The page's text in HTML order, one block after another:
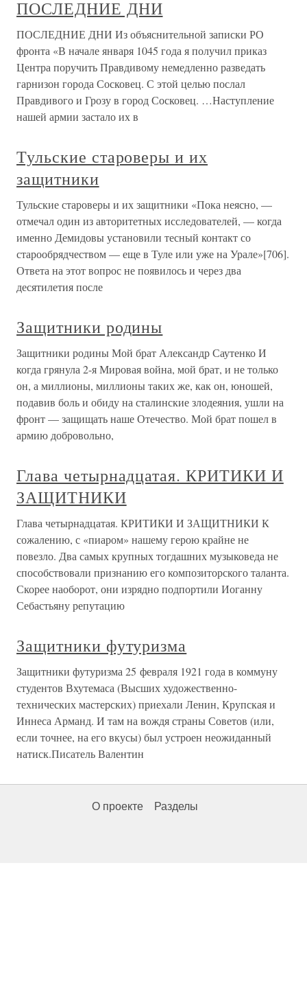
ПОСЛЕДНИЕ ДНИ
ПОСЛЕДНИЕ ДНИ Из объяснительной записки РО
фронта «В начале января 1045 года я получил приказ
Центра поручить Правдивому немедленно разведать
гарнизон города Сосковец. С этой целью послал
Правдивого и Грозу в город Сосковец. …Наступление
нашей армии застало их в
Тульские староверы и их
защитники
Тульские староверы и их защитники «Пока неясно, —
отмечал один из авторитетных исследователей, — когда
именно Демидовы установили тесный контакт со
старообрядчеством — еще в Туле или уже на Урале»[706].
Ответа на этот вопрос не появилось и через два
десятилетия после
Защитники родины
Защитники родины Мой брат Александр Саутенко И
когда грянула 2-я Мировая война, мой брат, и не только
он, а миллионы, миллионы таких же, как он, юношей,
подавив боль и обиду на сталинские злодеяния, ушли на
фронт — защищать наше Отечество. Мой брат пошел в
армию добровольно,
Глава четырнадцатая. КРИТИКИ И
ЗАЩИТНИКИ
Глава четырнадцатая. КРИТИКИ И ЗАЩИТНИКИ К
сожалению, с «пиаром» нашему герою крайне не
повезло. Два самых крупных тогдашних музыковеда не
способствовали признанию его композиторского таланта.
Скорее наоборот, они изрядно подпортили Иоганну
Себастьяну репутацию
Защитники футуризма
Защитники футуризма 25 февраля 1921 года в коммуну
студентов Вхутемаса (Высших художественно-
технических мастерских) приехали Ленин, Крупская и
Иннеса Арманд. И там на вождя страны Советов (или,
если точнее, на его вкусы) был устроен неожиданный
натиск.Писатель Валентин
О проекте Разделы